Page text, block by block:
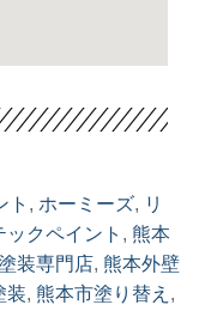
ト , ホーミーズ, リ
ックペイント , 熊本
装専門店, 熊本外壁
装, 熊本市塗り替え ,